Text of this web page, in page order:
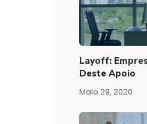
Layoff:
Deste Apoio
Maio 29, 2020